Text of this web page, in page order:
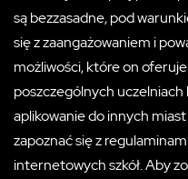
są bezzasadne, pod
się z zaangażowaniem i
możliwości, które on
poszczególnych uczelniach
aplikowanie do innych
zapoznać się z
internetowych szkół. Aby